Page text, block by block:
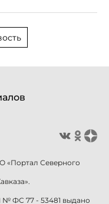
«Портал Северного
№ ФС 77 - 53481 выдано